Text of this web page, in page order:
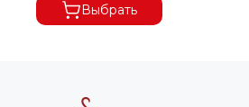
Выбрать